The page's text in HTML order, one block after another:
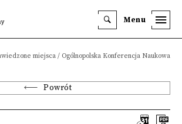
Menu
miejsca / Ogólnopolska Konferencja Naukowa
Powrót